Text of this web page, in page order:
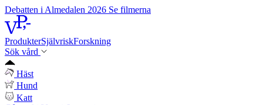
Debatten i Almedalen 2026 Se filmerna
ProdukterSjälvriskForskning
Sök vård
Häst
Hund
Katt